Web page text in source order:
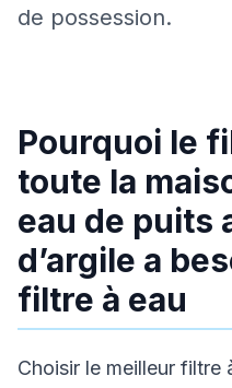
de possession.
Pourquoi le
toute la
eau de puits
d’argile a
filtre à eau
Choisir le meilleur filtre